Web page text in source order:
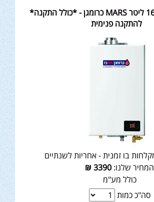
מחמם מים בגז 16 ליטר MARS כרומגן - *כולל התקנה*
להתקנה פנימית
המחיר שלנו: 3390
₪
כולל מע"מ
סה"כ כמות